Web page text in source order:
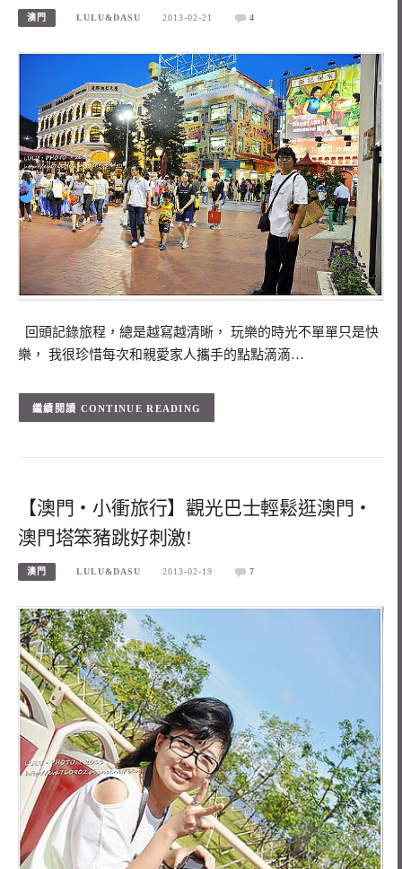
澳門 LULU&DASU 2013-02-21 4
回頭記錄旅程，總是越寫越清晰， 玩樂的時光不單單只是快
樂， 我很珍惜每次和親愛家人攜手的點點滴滴…
CONTINUE READING
【澳門‧小衝旅行】觀光巴士輕鬆逛澳門‧
澳門塔笨豬跳好刺激!
澳門 LULU&DASU 2013-02-19 7